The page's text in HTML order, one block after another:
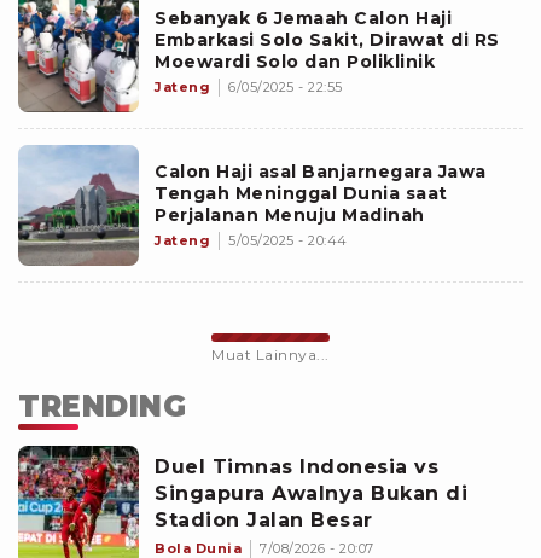
Sebanyak 6 Jemaah Calon Haji
Embarkasi Solo Sakit, Dirawat di RS
Moewardi Solo dan Poliklinik
Jateng 6/05/2025 - 22:55
Calon Haji asal Banjarnegara Jawa
Tengah Meninggal Dunia saat
Perjalanan Menuju Madinah
Jateng 5/05/2025 - 20:44
Muat Lainnya...
TRENDING
Duel Timnas Indonesia vs
Singapura Awalnya Bukan di
Stadion Jalan Besar
Bola Dunia 7/08/2026 - 20:07